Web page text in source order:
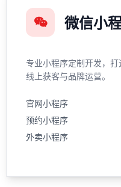
微信小
专业小程序定制开发，
线上获客与品牌运营。
官网小程序
预约小程序
外卖小程序